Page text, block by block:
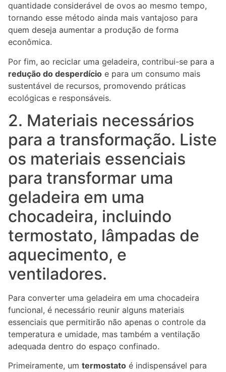
quantidade considerável de ovos ao mesmo tempo,
tornando esse método ainda mais vantajoso para
quem deseja aumentar a produção de forma
econômica.
Por fim, ao reciclar uma geladeira, contribui-se para a
redução do desperdício e para um consumo mais
sustentável de recursos, promovendo práticas
ecológicas e responsáveis.
2. Materiais necessários
para a transformação. Liste
os materiais essenciais
para transformar uma
geladeira em uma
chocadeira, incluindo
termostato, lâmpadas de
aquecimento, e
ventiladores.
Para converter uma geladeira em uma chocadeira
funcional, é necessário reunir alguns materiais
essenciais que permitirão não apenas o controle da
temperatura e umidade, mas também a ventilação
adequada dentro do espaço confinado.
Primeiramente, um termostato é indispensável para